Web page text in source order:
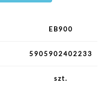
EB900
5905902402233
szt.